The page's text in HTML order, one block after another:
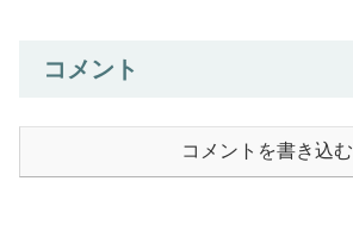
コメント
コメントを書き込む